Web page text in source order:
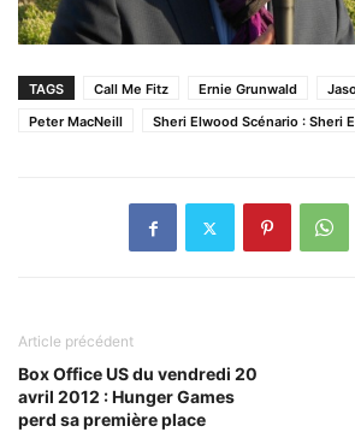
TAGS Call Me Fitz Ernie Grunwald
Peter MacNeill
Sheri Elwood Scénario : Sheri
Article précédent
Box Office US du vendredi 20
avril 2012 : Hunger Games
perd sa première place